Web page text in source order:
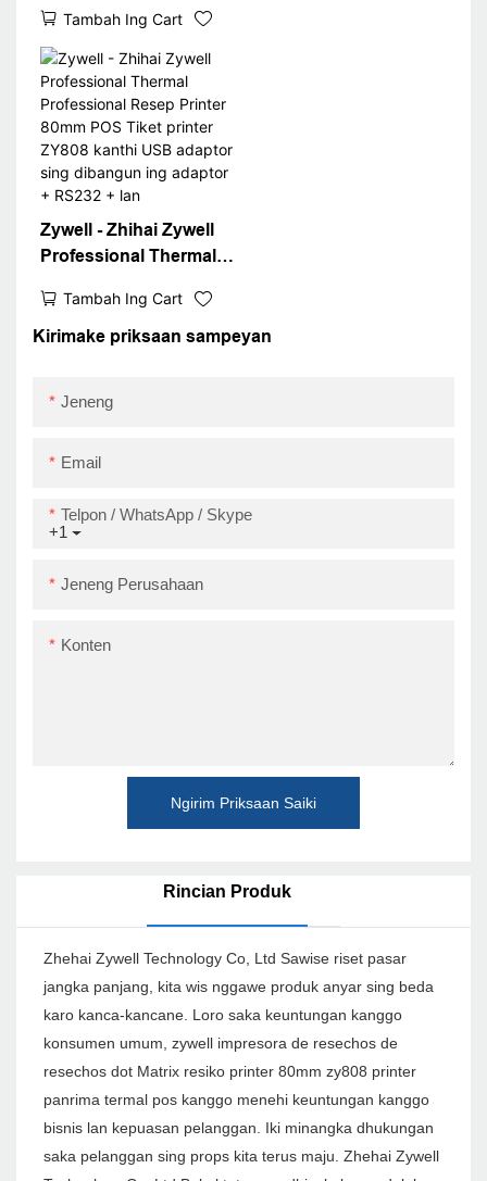
pemotong 80mm
Panrima Printer Puter
Terminal Printer Square
Shopifym
Tambah Ing Cart
Zywell - Zhihai Zywell
Professional Thermal
Printer 80mm POS Tiket
printer ZY808 kanthi
RS232 + lan
Tambah Ing Cart
Kirimake priksaan sampeyan
Jeneng
Email
+1
Telpon / WhatsApp / Skype
Jeneng Perusahaan
Konten
Ngirim Priksaan Saiki
Rincian Produk
Zhehai Zywell Technology Co, Ltd Sawise riset pasar
jangka panjang, kita wis nggawe produk anyar sing beda
karo kanca-kancane. Loro saka keuntungan kanggo
konsumen umum, zywell impresora de resechos de
resechos dot Matrix resiko printer 80mm zy808 printer
panrima termal pos kanggo menehi keuntungan kanggo
bisnis lan kepuasan pelanggan. Iki minangka dhukungan
saka pelanggan sing props kita terus maju. Zhehai Zywell